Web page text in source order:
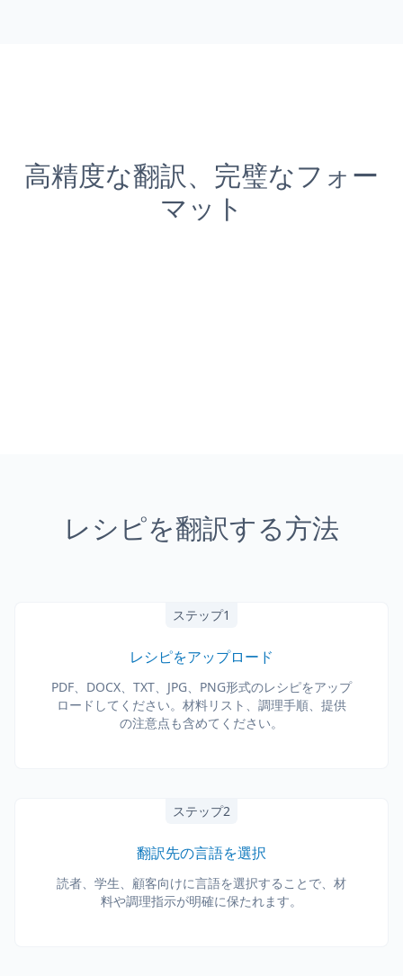
高精度な翻訳、完璧なフォー
マット
レシピを翻訳する方法
ステップ1
レシピをアップロード
PDF、DOCX、TXT、JPG、PNG形式のレシピをアップ
ロードしてください。材料リスト、調理手順、提供
の注意点も含めてください。
ステップ2
翻訳先の言語を選択
読者、学生、顧客向けに言語を選択することで、材
料や調理指示が明確に保たれます。